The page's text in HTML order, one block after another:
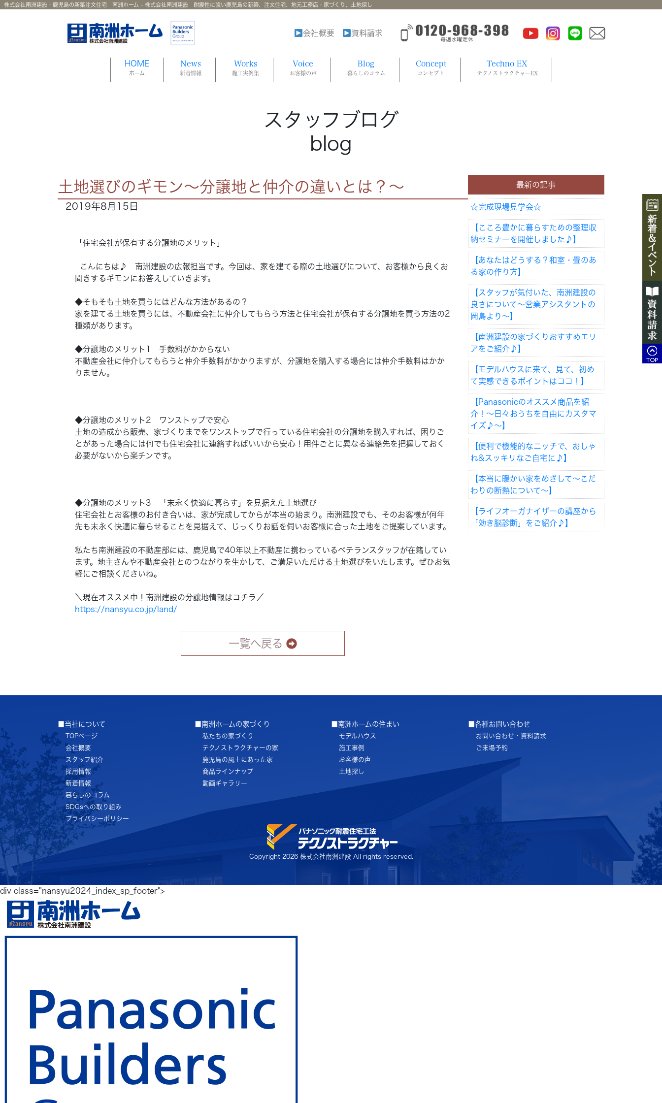
株式会社南洲建設・鹿児島の新築注文住宅 南洲ホーム - 株式会社南洲建設 耐震性に強い鹿児島の新築、注文住宅、地元工務店・家づくり、土地探し
会社概要 資料請求
HOME
ホーム
News
新着情報
Works
施工実例集
Voice
お客様の声
Blog
暮らしのコラム
Concept
コンセプト
Techno EX
テクノストラクチャーEX
スタッフブログ
blog
土地選びのギモン～分譲地と仲介の違いとは？～
2019年8月15日
「住宅会社が保有する分譲地のメリット」
こんにちは♪ 南洲建設の広報担当です。今回は、家を建てる際の土地選びについて、お客様から良くお
聞きするギモンにお答えしていきます。
◆そもそも土地を買うにはどんな方法があるの？
家を建てる土地を買うには、不動産会社に仲介してもらう方法と住宅会社が保有する分譲地を買う方法の2
種類があります。
◆分譲地のメリット1 手数料がかからない
不動産会社に仲介してもらうと仲介手数料がかかりますが、分譲地を購入する場合には仲介手数料はかか
りません。
◆分譲地のメリット2 ワンストップで安心
土地の造成から販売、家づくりまでをワンストップで行っている住宅会社の分譲地を購入すれば、困りご
とがあった場合には何でも住宅会社に連絡すればいいから安心！用件ごとに異なる連絡先を把握しておく
必要がないから楽チンです。
◆分譲地のメリット3 「末永く快適に暮らす」を見据えた土地選び
住宅会社とお客様のお付き合いは、家が完成してからが本当の始まり。南洲建設でも、そのお客様が何年
先も末永く快適に暮らせることを見据えて、じっくりお話を伺いお客様に合った土地をご提案しています。
私たち南洲建設の不動産部には、鹿児島で40年以上不動産に携わっているベテランスタッフが在籍してい
ます。地主さんや不動産会社とのつながりを生かして、ご満足いただける土地選びをいたします。ぜひお気
軽にご相談くださいね。
＼現在オススメ中！南洲建設の分譲地情報はコチラ／
https://nansyu.co.jp/land/
一覧へ戻る
最新の記事
☆完成現場見学会☆
【こころ豊かに暮らすための整理収
納セミナーを開催しました♪】
【あなたはどうする？和室・畳のあ
る家の作り方】
【スタッフが気付いた、南洲建設の
良さについて～営業アシスタントの
岡島より～】
【南洲建設の家づくりおすすめエリ
アをご紹介♪】
【モデルハウスに来て、見て、初め
て実感できるポイントはココ！】
【Panasonicのオススメ商品を紹
介！～日々おうちを自由にカスタマ
イズ♪～】
【便利で機能的なニッチで、おしゃ
れ&スッキリなご自宅に♪】
【本当に暖かい家をめざして～こだ
わりの断熱について～】
【ライフオーガナイザーの講座から
「効き脳診断」をご紹介♪】
■当社について
TOPページ
会社概要
スタッフ紹介
採用情報
新着情報
暮らしのコラム
SDGsへの取り組み
プライバシーポリシー
■南洲ホームの家づくり
私たちの家づくり
テクノストラクチャーの家
鹿児島の風土にあった家
商品ラインナップ
動画ギャラリー
■南洲ホームの住まい
モデルハウス
施工事例
お客様の声
土地探し
■各種お問い合わせ
お問い合わせ・資料請求
ご来場予約
Copyright 2026 株式会社南洲建設 All rights reserved.
div class="nansyu2024_index_sp_footer">